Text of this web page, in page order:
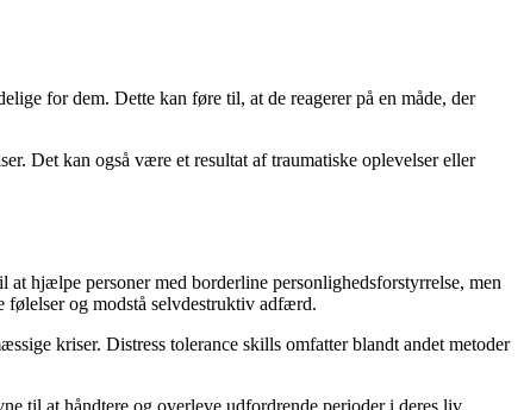
for dem. Dette kan føre til, at de reagerer på en måde, der
Det kan også være et resultat af traumatiske oplevelser eller
hjælpe personer med borderline personlighedsforstyrrelse, men
og modstå selvdestruktiv adfærd.
kriser. Distress tolerance skills omfatter blandt andet metoder